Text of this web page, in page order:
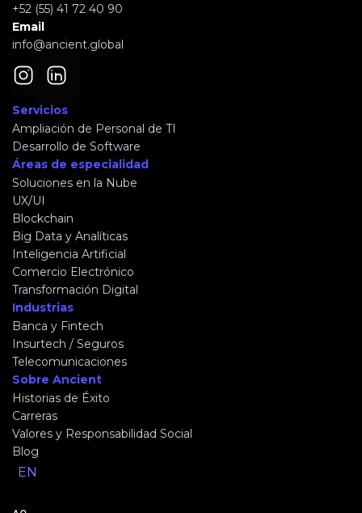
+52 (55) 41 72 40 90
Email
info@ancient.global
Servicios
Ampliación de Personal de TI
Desarrollo de Software
Áreas de especialidad
Soluciones en la Nube
UX/UI
Blockchain
Big Data y Analíticas
Inteligencia Artificial
Comercio Electrónico
Transformación Digital
Industrias
Banca y Fintech
Insurtech / Seguros
Telecomunicaciones
Sobre Ancient
Historias de Éxito
Carreras
Valores y Responsabilidad Social
Blog
EN